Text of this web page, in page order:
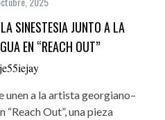
SINESTESIA JUNTO A LA
EN “REACH OUT”
je55iejay
unen a la artista georgiano–
Out”, una pieza